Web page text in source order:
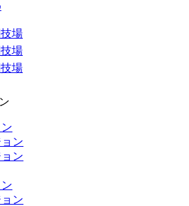
場
場
場
ン
ン
ン